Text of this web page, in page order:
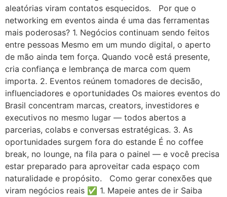
aleatórias viram contatos esquecidos. Por que o
networking em eventos ainda é uma das ferramentas
mais poderosas? 1. Negócios continuam sendo feitos
entre pessoas Mesmo em um mundo digital, o aperto
de mão ainda tem força. Quando você está presente,
cria confiança e lembrança de marca com quem
importa. 2. Eventos reúnem tomadores de decisão,
influenciadores e oportunidades Os maiores eventos do
Brasil concentram marcas, creators, investidores e
executivos no mesmo lugar — todos abertos a
parcerias, colabs e conversas estratégicas. 3. As
oportunidades surgem fora do estande É no coffee
break, no lounge, na fila para o painel — e você precisa
estar preparado para aproveitar cada espaço com
naturalidade e propósito. Como gerar conexões que
viram negócios reais ✅ 1. Mapeie antes de ir Saiba